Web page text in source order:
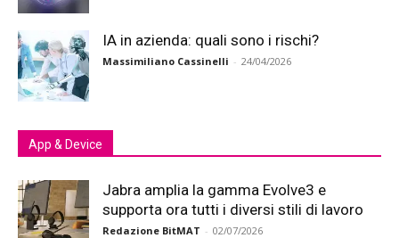
IA in azienda: quali sono i rischi?
Massimiliano Cassinelli - 24/04/2026
App & Device
Jabra amplia la gamma Evolve3 e
supporta ora tutti i diversi stili di lavoro
Redazione BitMAT - 02/07/2026